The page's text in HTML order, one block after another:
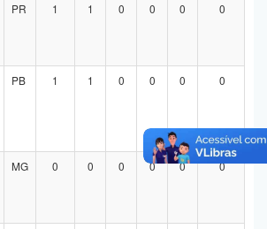
PR 1 1 0 0 0 0
PB 1 1 0 0 0 0
MG 0 0 0 0 0 0